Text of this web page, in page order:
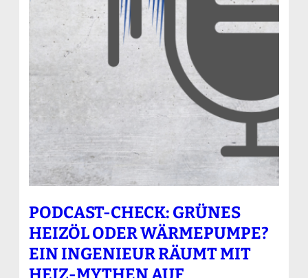
PODCAST-CHECK: GRÜNES
HEIZÖL ODER WÄRMEPUMPE?
EIN INGENIEUR RÄUMT MIT